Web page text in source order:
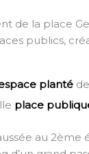
de la place
publics,
planté
place
au 2ème